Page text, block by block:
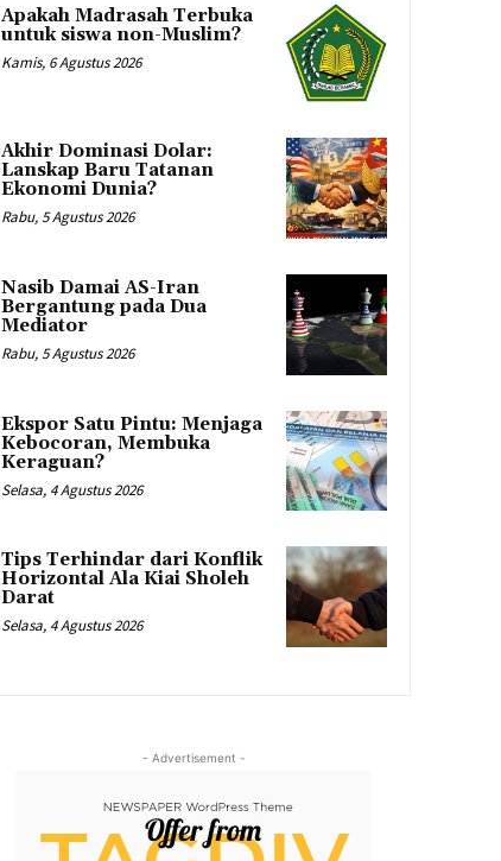
Apakah Madrasah Terbuka
untuk siswa non-Muslim?
Kamis, 6 Agustus 2026
Akhir Dominasi Dolar:
Lanskap Baru Tatanan
Ekonomi Dunia?
Rabu, 5 Agustus 2026
Nasib Damai AS-Iran
Bergantung pada Dua
Mediator
Rabu, 5 Agustus 2026
Ekspor Satu Pintu: Menjaga
Kebocoran, Membuka
Keraguan?
Selasa, 4 Agustus 2026
Tips Terhindar dari Konflik
Horizontal Ala Kiai Sholeh
Darat
Selasa, 4 Agustus 2026
- Advertisement -